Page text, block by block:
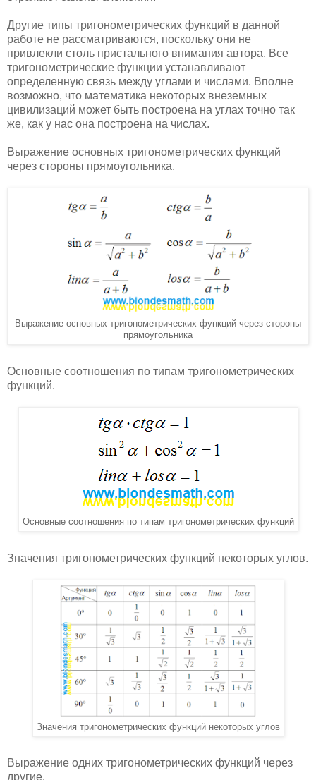
Другие типы тригонометрических функций в данной
работе не рассматриваются, поскольку они не
привлекли столь пристального внимания автора. Все
тригонометрические функции устанавливают
определенную связь между углами и числами. Вполне
возможно, что математика некоторых внеземных
цивилизаций может быть построена на углах точно так
же, как у нас она построена на числах.
Выражение основных тригонометрических функций
через стороны прямоугольника.
Выражение основных тригонометрических функций через стороны
прямоугольника
Основные соотношения по типам тригонометрических
функций.
Основные соотношения по типам тригонометрических функций
Значения тригонометрических функций некоторых углов.
Значения тригонометрических функций некоторых углов
Выражение одних тригонометрических функций через
другие.